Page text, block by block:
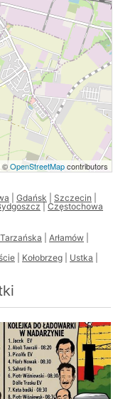
OpenStreetMapcontributors
Gdańsk Szczecin
Częstochowa
Arłamów
Kołobrzeg Ustka